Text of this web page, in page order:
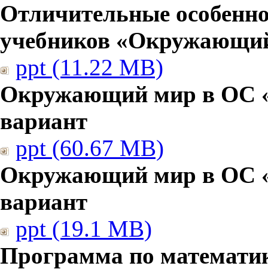
Отличительные
учебников
ppt (11.22 MB)
Окружающий мир в ОС
вариант
ppt (60.67 MB)
Окружающий мир в ОС
вариант
ppt (19.1 MB)
Программа по